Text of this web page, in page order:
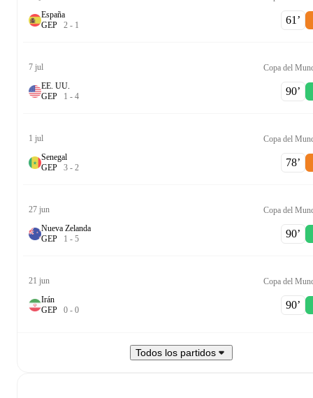
España
GEP 2 - 1 61‎’‎
7 jul
Copa del
EE. UU.
GEP 1 - 4 90‎’‎
1 jul
Copa del
Senegal
GEP 3 - 2 78‎’‎
27 jun
Copa del
Nueva Zelanda
GEP 1 - 5 90‎’‎
21 jun
Copa del
Irán
GEP 0 - 0 90‎’‎
Todos los partidos